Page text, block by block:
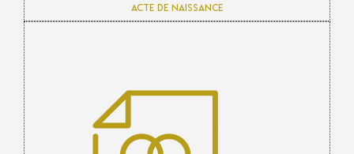
Acte de naissance